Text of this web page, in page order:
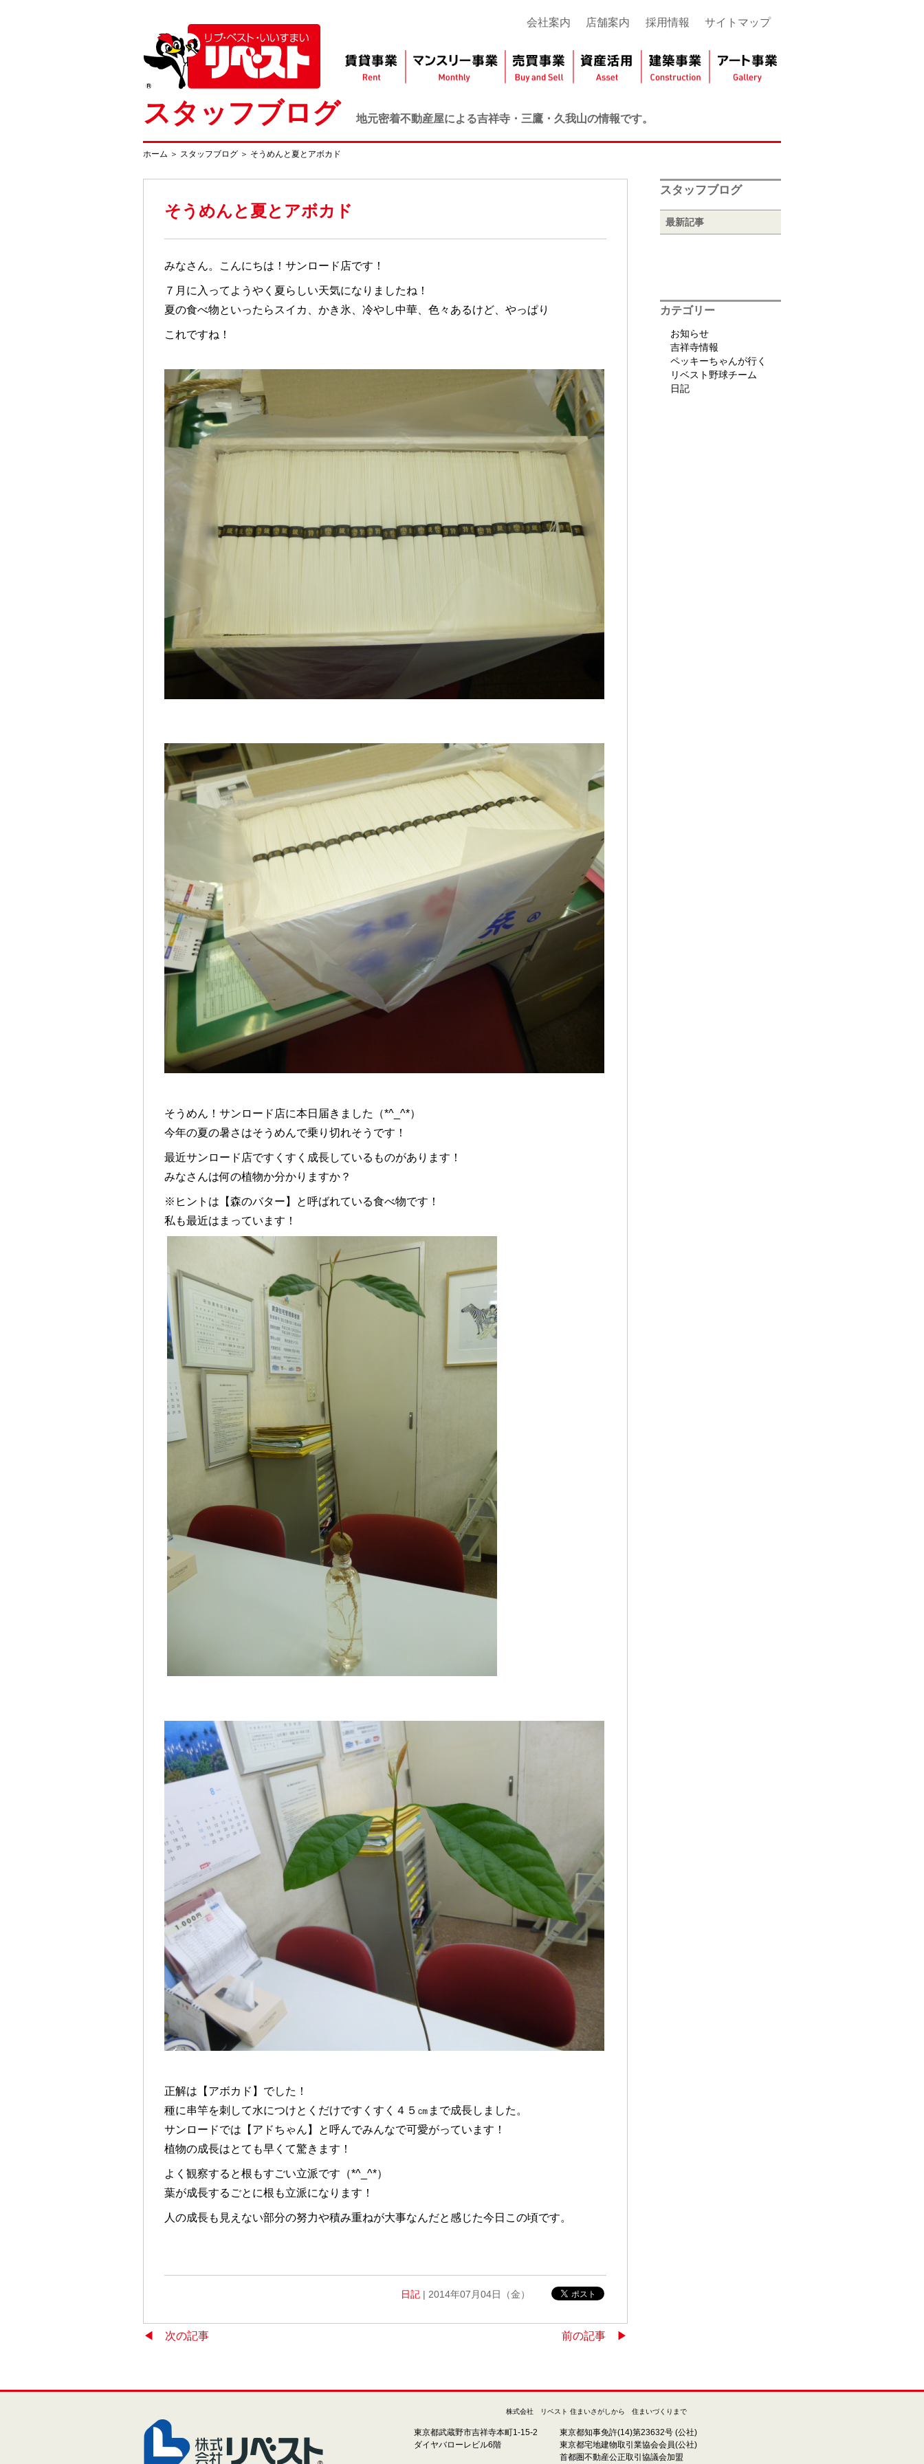
会社案内 店舗案内 採用情報 サイトマップ
スタッフブログ 地元密着不動産屋による吉祥寺・三鷹・久我山の情報です。
ホーム ＞ スタッフブログ ＞ そうめんと夏とアボカド
そうめんと夏とアボカド
みなさん。こんにちは！サンロード店です！
７月に入ってようやく夏らしい天気になりましたね！
夏の食べ物といったらスイカ、かき氷、冷やし中華、色々あるけど、やっぱり
これですね！
そうめん！サンロード店に本日届きました（*^_^*）
今年の夏の暑さはそうめんで乗り切れそうです！
最近サンロード店ですくすく成長しているものがあります！
みなさんは何の植物か分かりますか？
※ヒントは【森のバター】と呼ばれている食べ物です！
私も最近はまっています！
正解は【アボカド】でした！
種に串竿を刺して水につけとくだけですくすく４５㎝まで成長しました。
サンロードでは【アドちゃん】と呼んでみんなで可愛がっています！
植物の成長はとても早くて驚きます！
よく観察すると根もすごい立派です（*^_^*）
葉が成長するごとに根も立派になります！
人の成長も見えない部分の努力や積み重ねが大事なんだと感じた今日この頃です。
日記 | 2014年07月04日（金）
◀︎ 次の記事 前の記事 ▶︎
スタッフブログ
最新記事
カテゴリー
お知らせ
吉祥寺情報
ペッキーちゃんが行く
リベスト野球チーム
日記
株式会社 リベスト 住まいさがしから 住まいづくりまで
東京都武蔵野市吉祥寺本町1-15-2
ダイヤバローレビル6階
東京都知事免許(14)第23632号 (公社)
東京都宅地建物取引業協会会員(公社)
首都圏不動産公正取引協議会加盟